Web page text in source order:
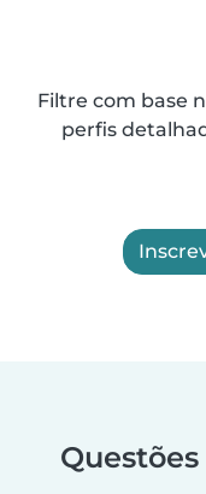
Filtre com base
perfis